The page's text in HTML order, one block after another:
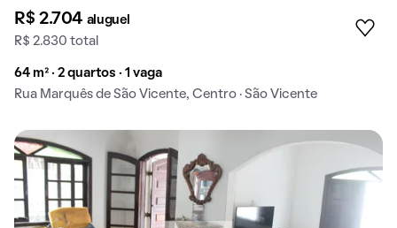
R$ 2.704 aluguel
R$ 2.830 total
64 m² · 2 quartos · 1 vaga
Rua Marquês de São Vicente, Centro · São Vicente